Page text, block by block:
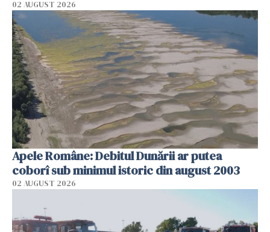
02 AUGUST 2026
Apele Române: Debitul Dunării ar putea
coborî sub minimul istoric din august 2003
02 AUGUST 2026